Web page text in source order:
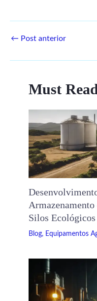
← Post anterior
Must Read
Silos Ecológicos
Blog, Equipamentos